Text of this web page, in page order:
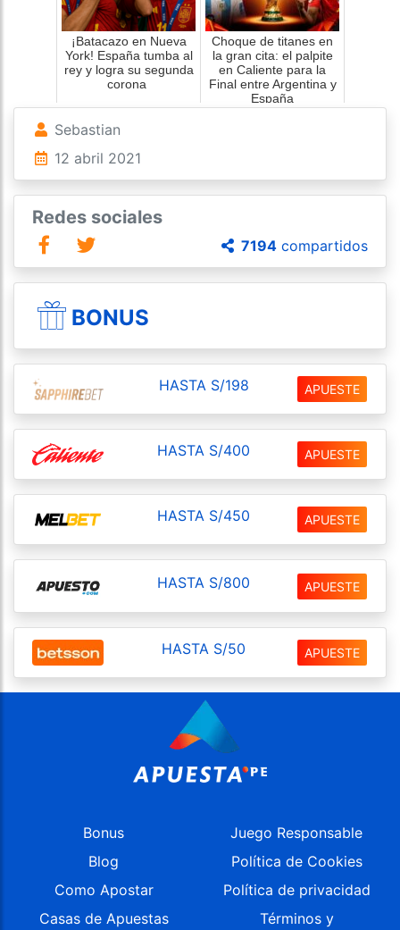
el lugar ante Peñarol si clasifica o ante Huancayo
si el que clasifica es Cerro Largo.
Aprovecha los bonus y apuesta ahora por los
¡Batacazo en Nueva
York! España tumba al
rey y logra su segunda
corona
Choque de titanes en
la gran cita: el palpite
en Caliente para la
Final entre Argentina y
España
Sebastian
12 abril 2021
Redes sociales
7194 compartidos
BONUS
HASTA S/198 APUESTE
HASTA S/400 APUESTE
HASTA S/450 APUESTE
HASTA S/800 APUESTE
HASTA S/50 APUESTE
Bonus
Blog
Como Apostar
Casas de Apuestas
Juego Responsable
Política de Cookies
Política de privacidad
Términos y